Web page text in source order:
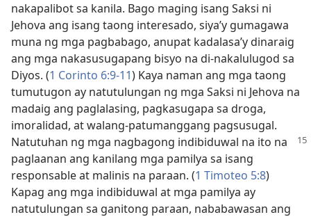
nakapalibot sa kanila. Bago maging isang Saksi ni
Jehova ang isang taong interesado, siya’y gumagawa
muna ng mga pagbabago, anupat kadalasa’y dinaraig
ang mga nakasusugapang bisyo na di-nakalulugod sa
Diyos. (1 Corinto 6:9-11) Kaya naman ang mga taong
tumutugon ay natutulungan ng mga Saksi ni Jehova na
madaig ang paglalasing, pagkasugapa sa droga,
imoralidad, at walang-patumanggang pagsusugal.
Natutuhan ng mga nagbagong indibiduwal na ito na
paglaanan ang kanilang mga pamilya sa isang
responsable at malinis na paraan. (1 Timoteo 5:8)
Kapag ang mga indibiduwal at mga pamilya ay
natutulungan sa ganitong paraan, nababawasan ang